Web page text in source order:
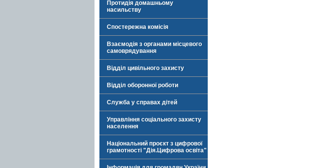
Протидія домашньому
насильству
Спостережна комісія
Взаємодія з органами місцевого
самоврядування
Відділ цивільного захисту
Відділ оборонної роботи
Служба у справах дітей
Управління соціального захисту
населення
Національний проєкт з цифрової
грамотності "Дія.Цифрова освіта"